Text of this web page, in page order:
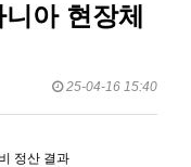
아 현장체
25-04-16 15:40
정산 결과